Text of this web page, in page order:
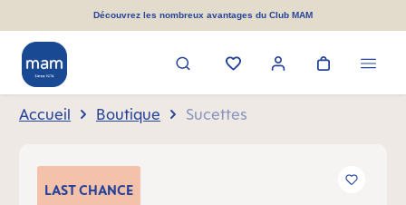
principalDécouvrez les nombreux avantages du Club MAM
Accueil Boutique Sucettes
LASTCHANCE